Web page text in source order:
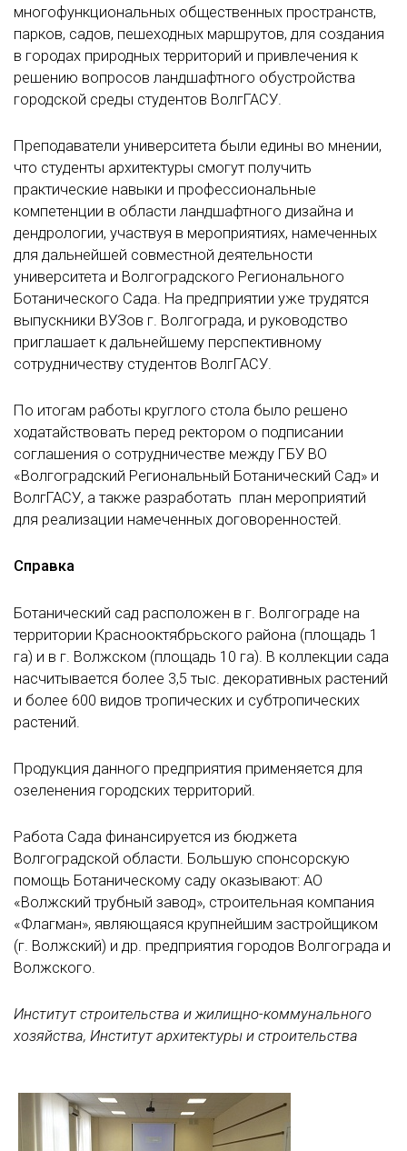
многофункциональных общественных пространств,
парков, садов, пешеходных маршрутов, для создания
в городах природных территорий и привлечения к
решению вопросов ландшафтного обустройства
городской среды студентов ВолгГАСУ.
Преподаватели университета были едины во мнении,
что студенты архитектуры смогут получить
практические навыки и профессиональные
компетенции в области ландшафтного дизайна и
дендрологии, участвуя в мероприятиях, намеченных
для дальнейшей совместной деятельности
университета и Волгоградского Регионального
Ботанического Сада. На предприятии уже трудятся
выпускники ВУЗов г. Волгограда, и руководство
приглашает к дальнейшему перспективному
сотрудничеству студентов ВолгГАСУ.
По итогам работы круглого стола было решено
ходатайствовать перед ректором о подписании
соглашения о сотрудничестве между ГБУ ВО
«Волгоградский Региональный Ботанический Сад» и
ВолгГАСУ, а также разработать план мероприятий
для реализации намеченных договоренностей.
Справка
Ботанический сад расположен в г. Волгограде на
территории Краснооктябрьского района (площадь 1
га) и в г. Волжском (площадь 10 га). В коллекции сада
насчитывается более 3,5 тыс. декоративных растений
и более 600 видов тропических и субтропических
растений.
Продукция данного предприятия применяется для
озеленения городских территорий.
Работа Сада финансируется из бюджета
Волгоградской области. Большую спонсорскую
помощь Ботаническому саду оказывают: АО
«Волжский трубный завод», строительная компания
«Флагман», являющаяся крупнейшим застройщиком
(г. Волжский) и др. предприятия городов Волгограда и
Волжского.
Институт строительства и жилищно-коммунального
хозяйства, Институт архитектуры и строительства